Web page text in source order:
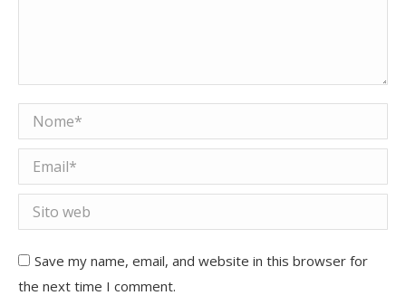
Nome *
Email *
Sito web
Save my name, email, and website in this browser for
the next time I comment.